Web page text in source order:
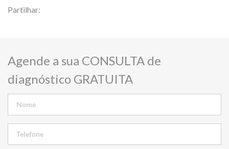
Partilhar:
Agende a sua CONSULTA de
diagnóstico GRATUITA